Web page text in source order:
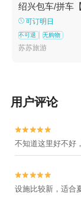
昌民俗风情馆+
隍庙+汤江岩户
兴博物馆+沈园
通车+新昌沙溪
俱乐部+绍兴市城
+杭州湾海上花田
之王国(全室内
漂流+绍兴梦幻
香榧探险漂流+
+衢州乐翻天水
绍兴包车/拼车
可订明日
不可退 无购物
苏苏旅游
用户评论


不知道这里好不好


设施比较新，适合